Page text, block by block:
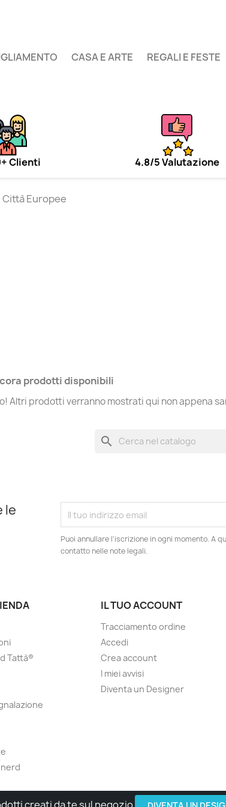
CASA E ARTE REGALI E FESTE
Clienti 4.8/5 Valutazione
Città Europee
prodotti disponibili
Altri prodotti verranno mostrati qui non appena
search
le
Puoi annullare l'iscrizione in ogni momento. A
contatto nelle note legali.
Tattà®
IL TUO ACCOUNT
Tracciamento ordine
Accedi
Crea account
I miei avvisi
Diventa un Designer
Made with Love by Tatta Media Group Task Force